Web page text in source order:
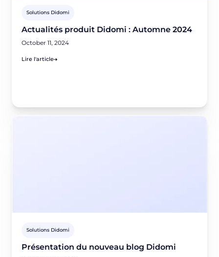
Solutions Didomi
Actualités produit Didomi : Automne 2024
October 11, 2024
Lire l'article
Solutions Didomi
Présentation du nouveau blog Didomi